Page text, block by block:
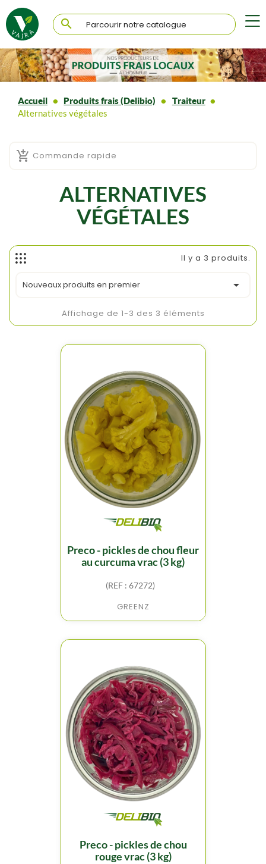

Accueil Produits frais (Delibio)
Traiteur
Alternatives végétales
ALTERNATIVES
VÉGÉTALES
Il y a 3 produits.
Nouveaux produits en premier 
Affichage de 1-3 des 3 éléments
preco - pickles de chou fleur
au curcuma vrac (3 kg)
(REF : 67272)
GREENZ
preco - pickles de chou
rouge vrac (3 kg)
 Commande rapide